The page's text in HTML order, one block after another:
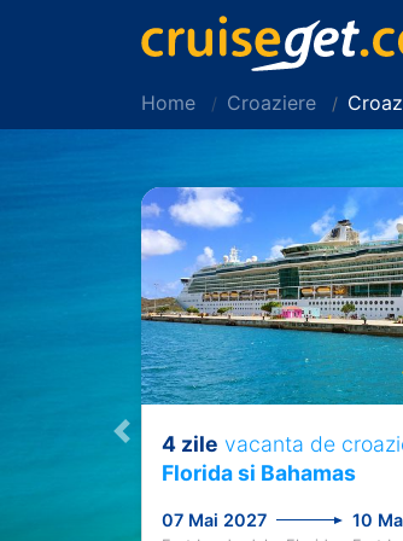
Home Croaziere
Previous
4 zile vacanta de
Florida si Bahamas
07 Mai 2027 10